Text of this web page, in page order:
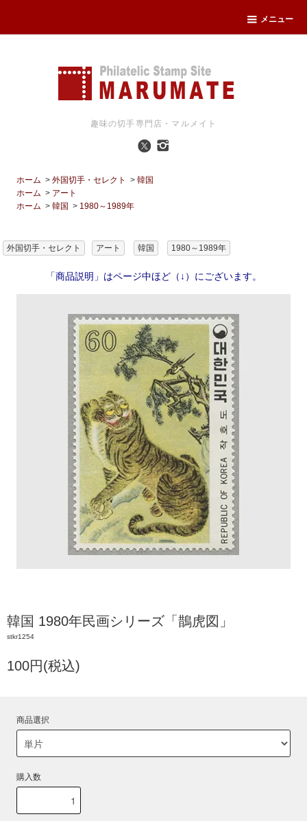
メニュー
趣味の切手専門店・マルメイト
ホーム >外国切手・セレクト >韓国
ホーム > アート
ホーム >韓国 > 1980～1989年
外国切手・セレクト アート 韓国 1980～1989年
「商品説明」はページ中ほど（↓）にございます。
韓国 1980年民画シリーズ「鵲虎図」
stkr1254
100円(税込)
商品選択
購入数